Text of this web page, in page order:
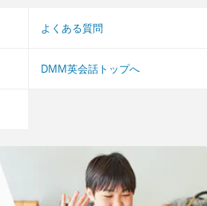
よくある質問
DMM英会話トップへ